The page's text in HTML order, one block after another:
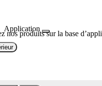
Application
nos produits sur la base